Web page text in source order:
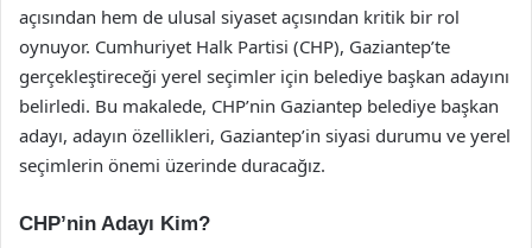
açısından hem de ulusal siyaset açısından kritik bir rol
oynuyor. Cumhuriyet Halk Partisi (CHP), Gaziantep’te
gerçekleştireceği yerel seçimler için belediye başkan adayını
belirledi. Bu makalede, CHP’nin Gaziantep belediye başkan
adayı, adayın özellikleri, Gaziantep’in siyasi durumu ve yerel
seçimlerin önemi üzerinde duracağız.
CHP’nin Adayı Kim?